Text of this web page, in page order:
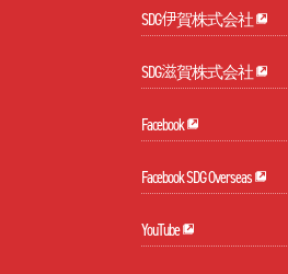
SDG伊賀株式会社
SDG滋賀株式会社
Facebook
Facebook SDG Overseas
YouTube